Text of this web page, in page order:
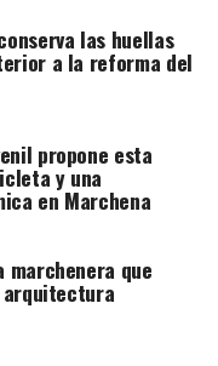
reparación de
pavimentos,
repintado de
de elementos
las huellas
a la reforma del
propone esta
y una
en Marchena
marchenera que